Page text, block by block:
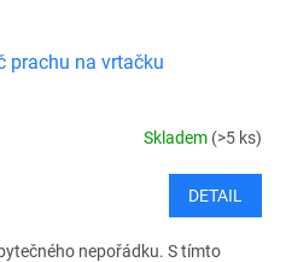
prachu na vrtačku
Skladem (>5 ks)
DETAIL
nepořádku. S tímto